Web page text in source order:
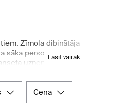
lasīt vairāk
Zīmola dibinātāja
sāka personīgu
uzņēmuma
spēku, lai jūsu ādai
produktus. Šis
visā pasaulē.
cena